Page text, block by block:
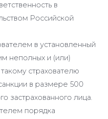
в
Российской
в установленный
неполных и (или)
страхователю
в размере 500
застрахованного лица.
порядка